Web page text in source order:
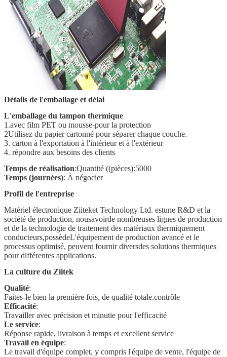
Détails de l'emballage et délai
L'emballage du tampon thermique
1.avec film PET ou mousse-pour la protection
2Utilisez du papier cartonné pour séparer chaque couche.
3. carton à l'exportation à l'intérieur et à l'extérieur
4. répondre aux besoins des clients
Temps de réalisation:Quantité ((pièces):5000
Temps (journées): À négocier
Profil de l'entreprise
Matériel électronique Ziiteket Technology Ltd. estune R&D et la
société de production, nousavoirde nombreuses lignes de production
et de la technologie de traitement des matériaux thermiquement
conducteurs,possèdeL'équipement de production avancé et le
processus optimisé, peuvent fournir diversdes solutions thermiques
pour différentes applications.
La culture du Ziitek
Qualité:
Faites-le bien la première fois, de qualité totale.contrôle
Efficacité:
Travailler avec précision et minutie pour l'efficacité
Le service:
Réponse rapide, livraison à temps et excellent service
Travail en équipe:
Le travail d'équipe complet, y compris l'équipe de vente, l'équipe de